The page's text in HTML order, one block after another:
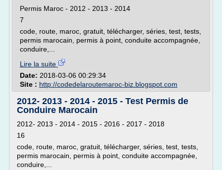
Permis Maroc - 2012 - 2013 - 2014
7
code, route, maroc, gratuit, télécharger, séries, test, tests,
permis marocain, permis à point, conduite accompagnée,
conduire,...
Lire la suite
Date: 2018-03-06 00:29:34
Site : http://codedelaroutemaroc-biz.blogspot.com
2012- 2013 - 2014 - 2015 - Test Permis de
Conduire Marocain
2012- 2013 - 2014 - 2015 - 2016 - 2017 - 2018
16
code, route, maroc, gratuit, télécharger, séries, test, tests,
permis marocain, permis à point, conduite accompagnée,
conduire,...